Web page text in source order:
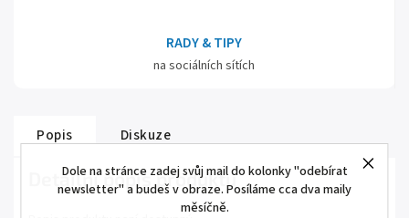
Dole na stránce zadej svůj mail do kolonky "odebírat
newsletter" a budeš v obraze. Posíláme cca dva maily
měsíčně.
RADY & TIPY
na sociálních sítích
Popis Diskuze
Detailní popis produktu